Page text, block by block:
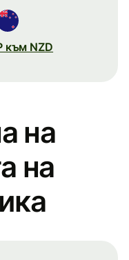
към NZD
на
на